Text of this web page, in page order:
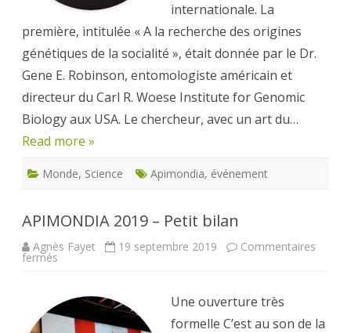
internationale. La
première, intitulée « A la recherche des origines
génétiques de la socialité », était donnée par le Dr.
Gene E. Robinson, entomologiste américain et
directeur du Carl R. Woese Institute for Genomic
Biology aux USA. Le chercheur, avec un art du…
Read more »
Monde, Science Apimondia, événement
APIMONDIA 2019 – Petit bilan
Agnès Fayet 19 septembre 2019 Commentaires
fermés
Petit
bilan
Une ouverture très
formelle C’est au son de la